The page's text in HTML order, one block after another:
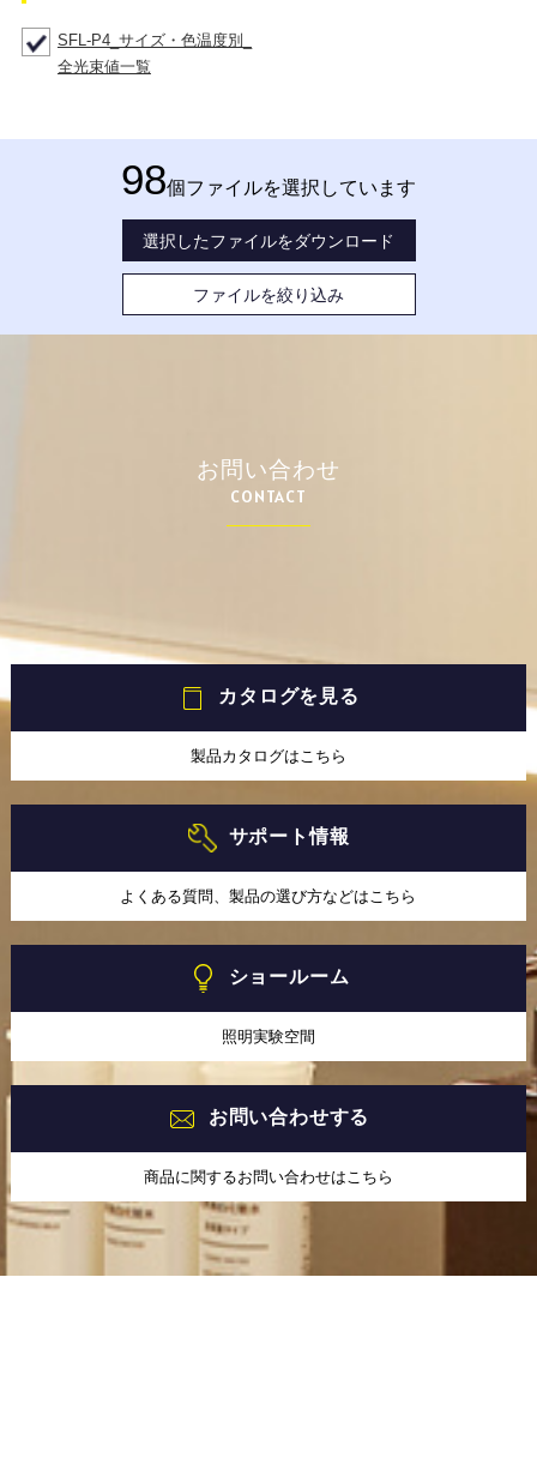
SFL-P4_サイズ・色温度別_
全光束値一覧
98個ファイルを選択しています
選択したファイルをダウンロード
ファイルを絞り込み
お問い合わせ
CONTACT
カタログを見る
製品カタログはこちら
サポート情報
よくある質問、製品の選び方などはこちら
ショールーム
照明実験空間
お問い合わせする
商品に関するお問い合わせはこちら